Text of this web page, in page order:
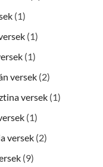
(1)
(1)
(1)
versek (2)
versek (1)
(1)
versek (2)
(9)